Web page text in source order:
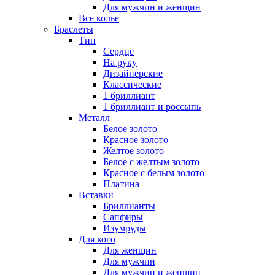
Для мужчин и женщин
Все колье
Браслеты
Тип
Сердце
На руку
Дизайнерские
Классические
1 бриллиант
1 бриллиант и россыпь
Металл
Белое золото
Красное золото
Желтое золото
Белое с желтым золото
Красное с белым золото
Платина
Вставки
Бриллианты
Сапфиры
Изумруды
Для кого
Для женщин
Для мужчин
Для мужчин и женщин